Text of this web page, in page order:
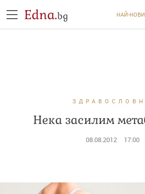
Edna.bg НАЙ-НОВИ
Нека засилим
08.08.2012 17:00